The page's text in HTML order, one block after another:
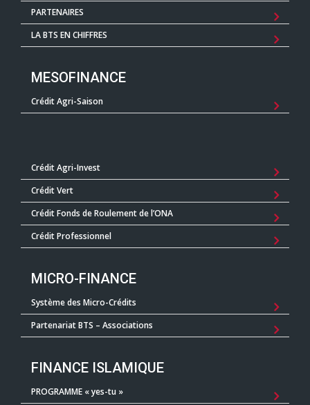
PARTENAIRES
LA BTS EN CHIFFRES
MESOFINANCE
Crédit Agri-Saison
Crédit Agri-Invest
Crédit Vert
Crédit Fonds de Roulement de l’ONA
Crédit Professionnel
MICRO-FINANCE
Système des Micro-Crédits
Partenariat BTS – Associations
FINANCE ISLAMIQUE
PROGRAMME « yes-tu »